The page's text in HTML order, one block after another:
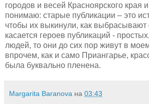
городов и весей Красноярского края
понимаю: старые публикации – это
чтобы их выкинули, как выбрасывают
касается героев публикаций -
людей, то они до сих пор живут в
впрочем, как и само Приангарье,
была буквально пленена.
Margarita Baranova на 03:43